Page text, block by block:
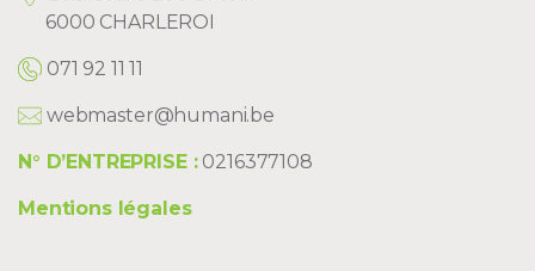
6000 CHARLEROI
071 92 11 11
webmaster@humani.be
N° D’ENTREPRISE :0216377108
Mentions légales